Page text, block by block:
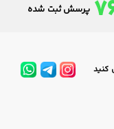
پرسش ثبت شده
کنید